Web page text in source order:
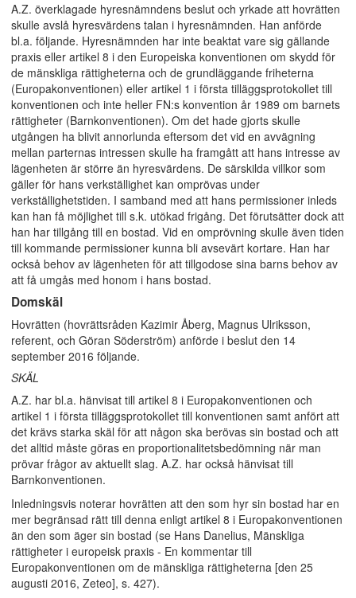
A.Z. överklagade hyresnämndens beslut och yrkade att hovrätten
skulle avslå hyresvärdens talan i hyresnämnden. Han anförde
bl.a. följande. Hyresnämnden har inte beaktat vare sig gällande
praxis eller artikel 8 i den Europeiska konventionen om skydd för
de mänskliga rättigheterna och de grundläggande friheterna
(Europakonventionen) eller artikel 1 i första tilläggsprotokollet till
konventionen och inte heller FN:s konvention år 1989 om barnets
rättigheter (Barnkonventionen). Om det hade gjorts skulle
utgången ha blivit annorlunda eftersom det vid en avvägning
mellan parternas intressen skulle ha framgått att hans intresse av
lägenheten är större än hyresvärdens. De särskilda villkor som
gäller för hans verkställighet kan omprövas under
verkställighetstiden. I samband med att hans permissioner inleds
kan han få möjlighet till s.k. utökad frigång. Det förutsätter dock att
han har tillgång till en bostad. Vid en omprövning skulle även tiden
till kommande permissioner kunna bli avsevärt kortare. Han har
också behov av lägenheten för att tillgodose sina barns behov av
att få umgås med honom i hans bostad.
Domskäl
Hovrätten (hovrättsråden Kazimir Åberg, Magnus Ulriksson,
referent, och Göran Söderström) anförde i beslut den 14
september 2016 följande.
SKÄL
A.Z. har bl.a. hänvisat till artikel 8 i Europakonventionen och
artikel 1 i första tilläggsprotokollet till konventionen samt anfört att
det krävs starka skäl för att någon ska berövas sin bostad och att
det alltid måste göras en proportionalitetsbedömning när man
prövar frågor av aktuellt slag. A.Z. har också hänvisat till
Barnkonventionen.
Inledningsvis noterar hovrätten att den som hyr sin bostad har en
mer begränsad rätt till denna enligt artikel 8 i Europakonventionen
än den som äger sin bostad (se Hans Danelius, Mänskliga
rättigheter i europeisk praxis - En kommentar till
Europakonventionen om de mänskliga rättigheterna [den 25
augusti 2016, Zeteo], s. 427).